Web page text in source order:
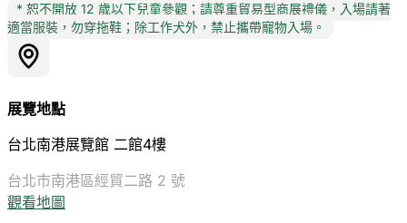
* 恕不開放 12 歲以下兒童參觀；請尊重貿易型商展禮儀，入場請著
適當服裝，勿穿拖鞋；除工作犬外，禁止攜帶寵物入場。
展覽地點
台北南港展覽館 二館4樓
台北市南港區經貿二路 2 號
觀看地圖